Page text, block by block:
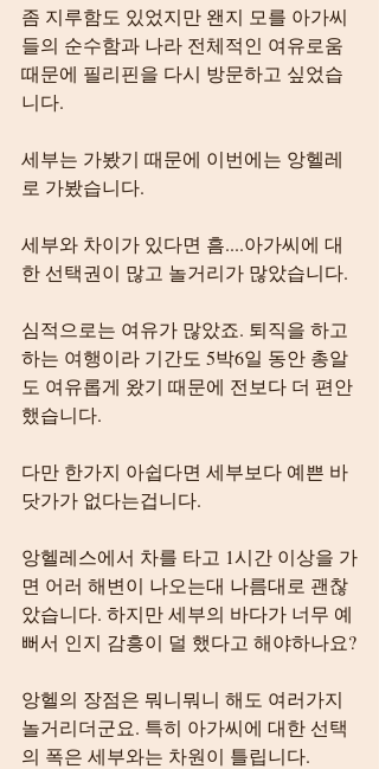
좀 지루함도 있었지만 왠지 모를 아가씨
들의 순수함과 나라 전체적인 여유로움
때문에 필리핀을 다시 방문하고 싶었습
니다.
세부는 가봤기 때문에 이번에는 앙헬레
로 가봤습니다.
세부와 차이가 있다면 흠....아가씨에 대
한 선택권이 많고 놀거리가 많았습니다.
심적으로는 여유가 많았죠. 퇴직을 하고
하는 여행이라 기간도 5박6일 동안 총알
도 여유롭게 왔기 때문에 전보다 더 편안
했습니다.
다만 한가지 아쉽다면 세부보다 예쁜 바
닷가가 없다는겁니다.
앙헬레스에서 차를 타고 1시간 이상을 가
면 어러 해변이 나오는대 나름대로 괜찮
았습니다. 하지만 세부의 바다가 너무 예
뻐서 인지 감흥이 덜 했다고 해야하나요?
앙헬의 장점은 뭐니뭐니 해도 여러가지
놀거리더군요. 특히 아가씨에 대한 선택
의 폭은 세부와는 차원이 틀립니다.